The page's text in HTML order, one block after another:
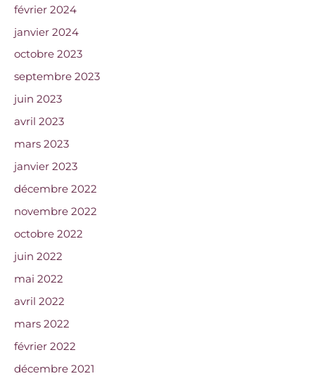
février 2024
janvier 2024
octobre 2023
septembre 2023
juin 2023
avril 2023
mars 2023
janvier 2023
décembre 2022
novembre 2022
octobre 2022
juin 2022
mai 2022
avril 2022
mars 2022
février 2022
décembre 2021